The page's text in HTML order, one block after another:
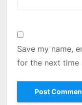
Save my name,
for the next time